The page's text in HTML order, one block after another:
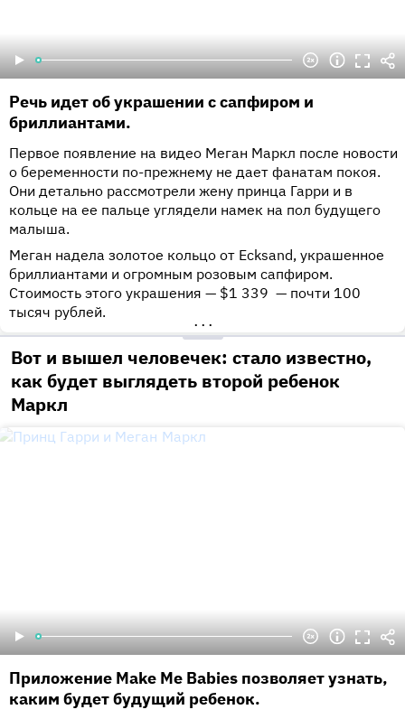
Речь идет об украшении с сапфиром и
бриллиантами.
Первое появление на видео Меган Маркл после новости
о беременности по-прежнему не дает фанатам покоя.
Они детально рассмотрели жену принца Гарри и в
кольце на ее пальце углядели намек на пол будущего
малыша.
Меган надела золотое кольцо от Ecksand, украшенное
бриллиантами и огромным розовым сапфиром.
Стоимость этого украшения — $1 339 — почти 100
тысяч рублей.
•••
Вот и вышел человечек: стало известно,
как будет выглядеть второй ребенок
Маркл
Приложение Make Me Babies позволяет узнать,
каким будет будущий ребенок.